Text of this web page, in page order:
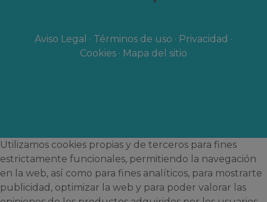
Aviso Legal · Términos de uso · Privacidad ·
Cookies · Mapa del sitio
Utilizamos cookies propias y de terceros para fines
estrictamente funcionales, permitiendo la navegación
en la web, así como para fines analíticos, para mostrarte
publicidad, optimizar la web y para poder valorar las